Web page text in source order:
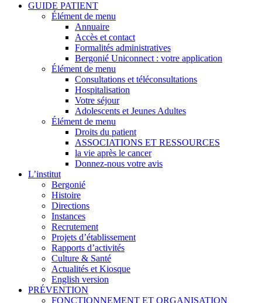
GUIDE PATIENT
Élément de menu
Annuaire
Accès et contact
Formalités administratives
Bergonié Uniconnect : votre application
Élément de menu
Consultations et téléconsultations
Hospitalisation
Votre séjour
Adolescents et Jeunes Adultes
Élément de menu
Droits du patient
ASSOCIATIONS ET RESSOURCES
la vie après le cancer
Donnez-nous votre avis
L’institut
Bergonié
Histoire
Directions
Instances
Recrutement
Projets d’établissement
Rapports d’activités
Culture & Santé
Actualités et Kiosque
English version
PRÉVENTION
FONCTIONNEMENT ET ORGANISATION